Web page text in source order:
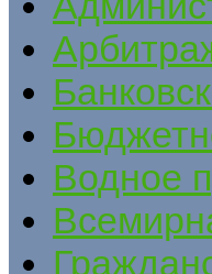
Водное